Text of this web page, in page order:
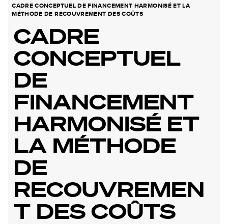
CADRE CONCEPTUEL DE FINANCEMENT HARMONISÉ ET LA
MÉTHODE DE RECOUVREMENT DES COÛTS
CADRE
CONCEPTUEL
DE
FINANCEMENT
HARMONISÉ ET
LA MÉTHODE
DE
RECOUVREMEN
T DES COÛTS